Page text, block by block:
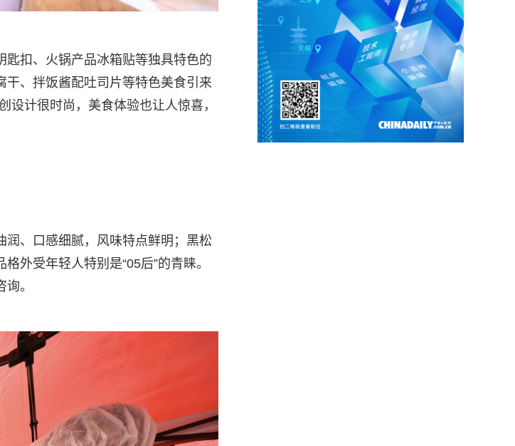
扣、火锅产品冰箱贴等独具特色的
干、拌饭酱配吐司片等特色美食引来
设计很时尚，美食体验也让人惊喜，
、口感细腻，风味特点鲜明；黑松
外受年轻人特别是“05后”的青睐。
。